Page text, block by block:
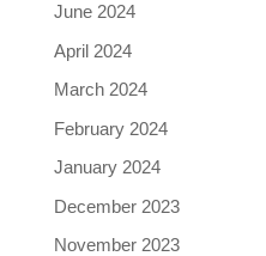
June 2024
April 2024
March 2024
February 2024
January 2024
December 2023
November 2023